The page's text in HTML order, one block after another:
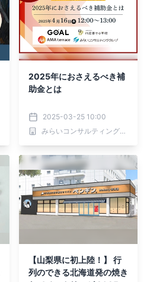
2025年におさえるべき補
助金とは
2025-03-25 10:00
みらいコンサルティンググループ
【山梨県に初上陸！】 行
列のできる北海道発の焼き